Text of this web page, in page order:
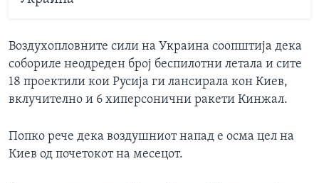
Воздухопловните сили на Украина соопштија дека
собориле неодреден број беспилотни летала и сите
18 проектили кои Русија ги лансирала кон Киев,
вклучително и 6 хиперсонични ракети Кинжал.
Попко рече дека воздушниот напад е осма цел на
Киев од почетокот на месецот.